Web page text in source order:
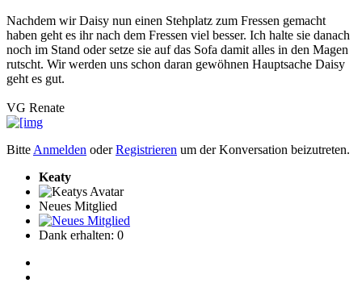
Nachdem wir Daisy nun einen Stehplatz zum Fressen gemacht
haben geht es ihr nach dem Fressen viel besser. Ich halte sie danach
noch im Stand oder setze sie auf das Sofa damit alles in den Magen
rutscht. Wir werden uns schon daran gewöhnen Hauptsache Daisy
geht es gut.
VG Renate
BitteAnmelden oderRegistrieren um der Konversation beizutreten.
Keaty
Neues Mitglied
Dank erhalten: 0